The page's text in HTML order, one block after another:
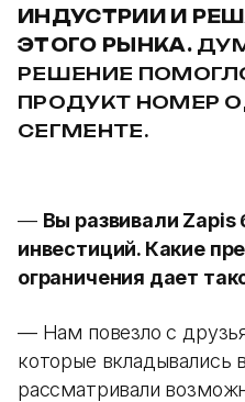
ИНДУСТРИИ И
ЭТОГО РЫНКА.
РЕШЕНИЕ
ПРОДУКТ НОМЕР
СЕГМЕНТЕ.
— Вы развивали Zapis
инвестиций. Какие
ограничения дает
— Нам повезло с
которые
рассматривали